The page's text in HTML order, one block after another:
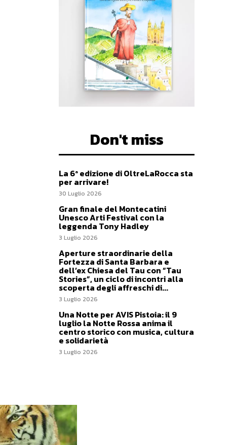
Don't miss
La 6ª edizione di OltreLaRocca sta
per arrivare!
30 Luglio 2026
Gran finale del Montecatini
Unesco Arti Festival con la
leggenda Tony Hadley
3 Luglio 2026
Aperture straordinarie della
Fortezza di Santa Barbara e
dell’ex Chiesa del Tau con “Tau
Stories”, un ciclo di incontri alla
scoperta degli affreschi di...
3 Luglio 2026
Una Notte per AVIS Pistoia: il 9
luglio la Notte Rossa anima il
centro storico con musica, cultura
e solidarietà
3 Luglio 2026